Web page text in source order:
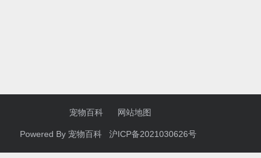
宠物百科 网站地图
Powered By 宠物百科 沪ICP备2021030626号